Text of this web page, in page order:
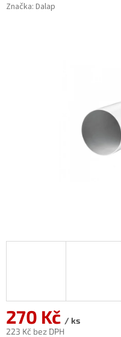
Značka: Dalap
270 Kč / ks
223 Kč bez DPH